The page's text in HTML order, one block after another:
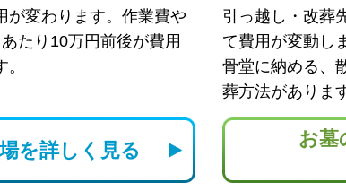
が変わります。作業費や
たり10万円前後が費用
を詳しく見る
引っ越し・改葬
て費用が変動し
骨堂に納める、
葬方法がありま
お墓